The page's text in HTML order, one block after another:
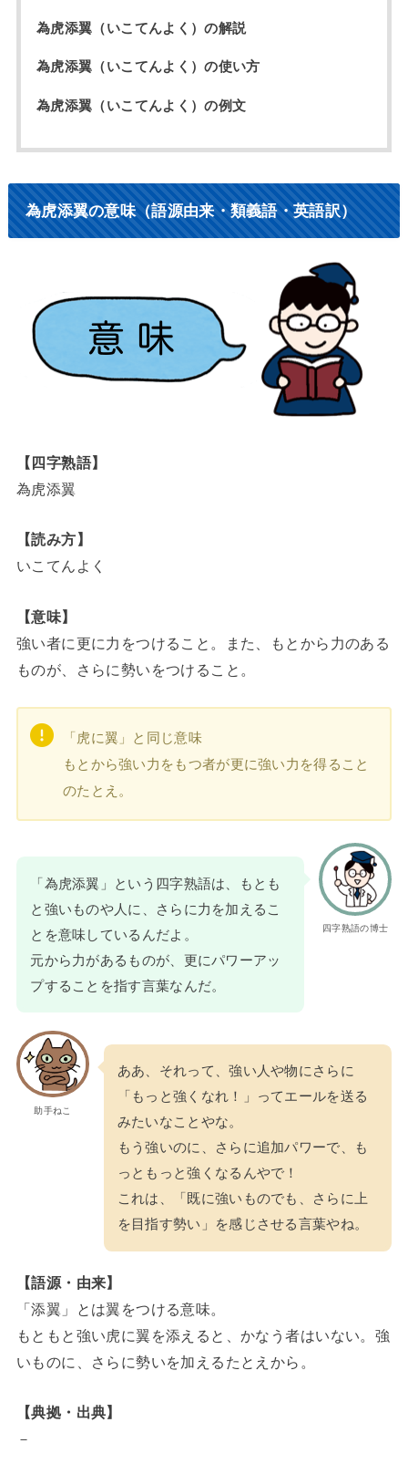
為虎添翼（いこてんよく）の解説
為虎添翼（いこてんよく）の使い方
為虎添翼（いこてんよく）の例文
為虎添翼の意味（語源由来・類義語・英語訳）
【四字熟語】
為虎添翼
【読み方】
いこてんよく
【意味】
強い者に更に力をつけること。また、もとから力のある
ものが、さらに勢いをつけること。
「虎に翼」と同じ意味
もとから強い力をもつ者が更に強い力を得ること
のたとえ。
四字熟語の博士
「為虎添翼」という四字熟語は、もとも
と強いものや人に、さらに力を加えるこ
とを意味しているんだよ。
元から力があるものが、更にパワーアッ
プすることを指す言葉なんだ。
助手ねこ
ああ、それって、強い人や物にさらに
「もっと強くなれ！」ってエールを送る
みたいなことやな。
もう強いのに、さらに追加パワーで、も
っともっと強くなるんやで！
これは、「既に強いものでも、さらに上
を目指す勢い」を感じさせる言葉やね。
【語源・由来】
「添翼」とは翼をつける意味。
もともと強い虎に翼を添えると、かなう者はいない。強
いものに、さらに勢いを加えるたとえから。
【典拠・出典】
－